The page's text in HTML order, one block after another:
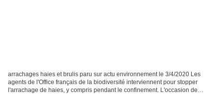
arrachages haies et brulis paru sur actu environnement le 3/4/2020 Les
agents de l'Office français de la biodiversité interviennent pour stopper
l'arrachage de haies, y compris pendant le confinement. L'occasion de